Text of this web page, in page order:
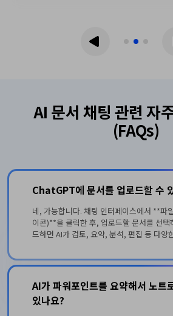
AI 문서 채팅 관련 자
(FAQs)
ChatGPT에 문서를 업로드할 수
네, 가능합니다. 채팅 인터페이스에서 **파
이콘)**을 클릭한 후, 업로드할 문서를 선택
드하면 AI가 검토, 요약, 분석, 편집 등 다양
AI가 파워포인트를 요약해서 노트
있나요?